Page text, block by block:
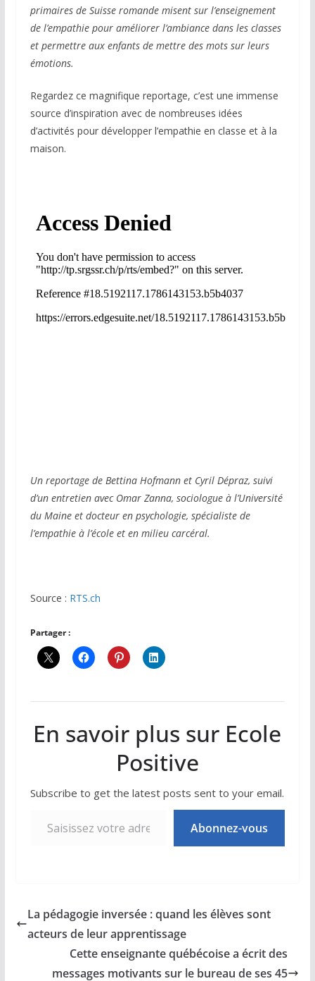
primaires de Suisse romande misent sur l’enseignement
de l’empathie pour améliorer l’ambiance dans les classes
et permettre aux enfants de mettre des mots sur leurs
émotions.
Regardez ce magnifique reportage, c’est une immense
source d’inspiration avec de nombreuses idées
d’activités pour développer l’empathie en classe et à la
maison.
Un reportage de Bettina Hofmann et Cyril Dépraz, suivi
d’un entretien avec Omar Zanna, sociologue à l’Université
du Maine et docteur en psychologie, spécialiste de
l’empathie à l’école et en milieu carcéral.
Source : RTS.ch
Partager :
En savoir plus sur Ecole
Positive
Subscribe to get the latest posts sent to your email.
Abonnez-vous
La pédagogie inversée : quand les élèves sont
acteurs de leur apprentissage
Cette enseignante québécoise a écrit des
messages motivants sur le bureau de ses 45